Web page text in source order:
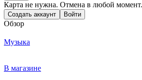
Карта не нужна. Отмена в любой момент.
Создать аккаунт Войти
Обзор
Музыка
В магазине